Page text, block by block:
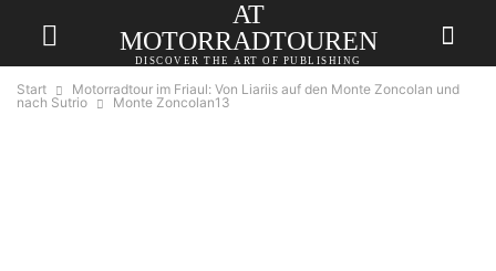
AT
MOTORRADTOUREN
DISCOVER THE ART OF PUBLISHING
Start
Motorradtour im Friaul: Von Liariis auf den Monte Zoncolan und
nach Sutrio
Monte Zoncolan13